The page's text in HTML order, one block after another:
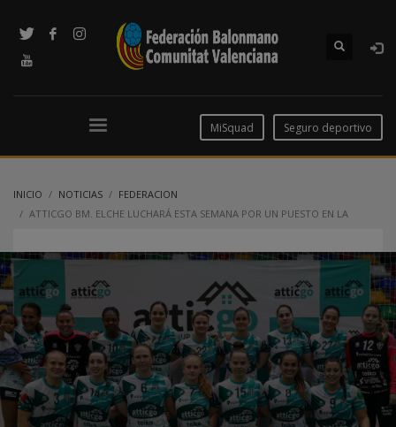
MiSquad Seguro deportivo
INICIO NOTICIAS
FEDERACION
ATTICGO BM. ELCHE LUCHARÁ ESTA SEMANA POR UN PUESTO EN LA